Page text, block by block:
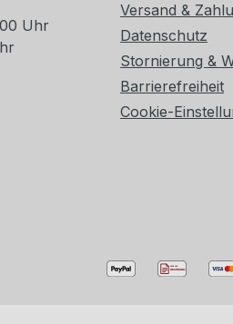
Uhr
Versand &
Datenschutz
Stornierung &
Barrierefreiheit
Cookie-